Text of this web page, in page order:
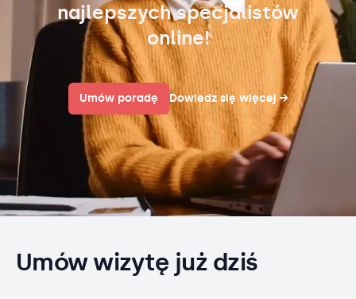
najlepszych specjalistów
online!
Umów poradę Dowiedz się więcej →
Umów wizytę już dziś